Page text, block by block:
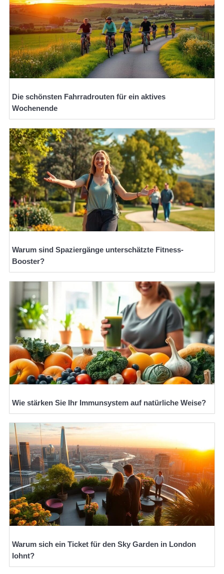
Die schönsten Fahrradrouten für ein aktives
Wochenende
Warum sind Spaziergänge unterschätzte Fitness-
Booster?
Wie stärken Sie Ihr Immunsystem auf natürliche Weise?
Warum sich ein Ticket für den Sky Garden in London
lohnt?